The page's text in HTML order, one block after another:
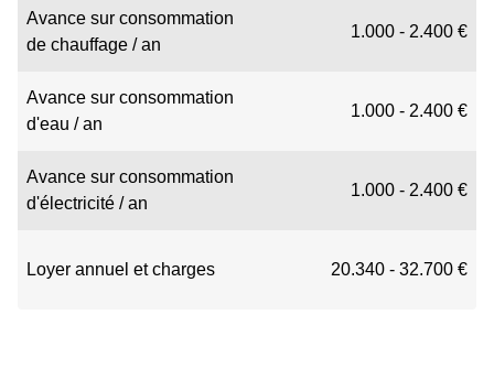
Avance sur consommation
de chauffage / an
1.000 - 2.400 €
Avance sur consommation
d'eau / an
1.000 - 2.400 €
Avance sur consommation
d'électricité / an
1.000 - 2.400 €
Loyer annuel et charges 20.340 - 32.700 €